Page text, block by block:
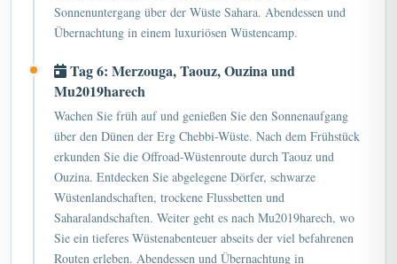
Übernachtung in einem luxuriösen Wüstencamp.
Mu2019harech
Wachen Sie früh auf und genießen Sie den Sonnenaufgang
über den Dünen der Erg Chebbi-Wüste. Nach dem Frühstück
erkunden Sie die Offroad-Wüstenroute durch Taouz und
Ouzina. Entdecken Sie abgelegene Dörfer, schwarze
Wüstenlandschaften, trockene Flussbetten und
Saharalandschaften. Weiter geht es nach Mu2019harech, wo
Sie ein tieferes Wüstenabenteuer abseits der viel befahrenen
Routen erleben. Abendessen und Übernachtung in
Mu2019harech oder einer nahe gelegenen Wüstenlodge.